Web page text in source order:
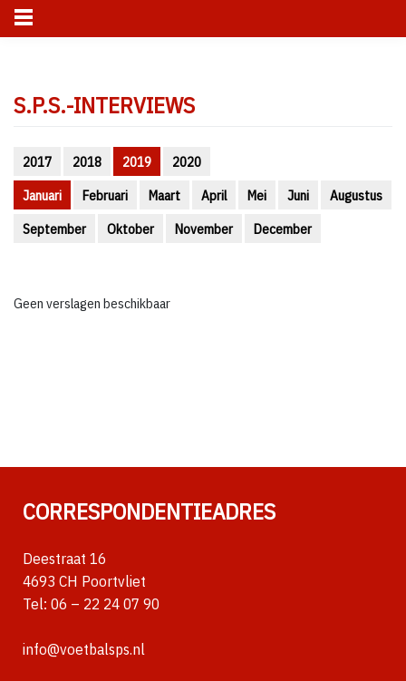
content
S.P.S.-INTERVIEWS
2017 2018 2019
2020
Januari
Februari Maart April Mei Juni
Augustus
September
Oktober November December
Geen verslagen beschikbaar
CORRESPONDENTIEADRES
Deestraat 16
4693 CH Poortvliet
Tel: 06 – 22 24 07 90
info@voetbalsps.nl